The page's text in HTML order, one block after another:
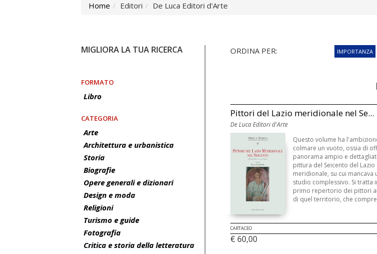
Home Editori De Luca Editori d'Arte
MIGLIORA LA TUA RICERCA
FORMATO
Libro
CATEGORIA
Arte
Architettura e urbanistica
Storia
Biografie
Opere generali e dizionari
Design e moda
Religioni
Turismo e guide
Fotografia
Critica e storia della letteratura
ORDINA PER: IMPORTANZA
Pittori del Lazio meridionale nel Se...
De Luca Editori d'Arte
Questo volume ha
colmare un vuoto, ossia di
panorama ampio e
pittura del Seicento del Lazio
meridionale, su cui mancava
studio complessivo. Si tratta
primo repertorio dei pittori
di quel territorio, che
CARTACEO
€ 60,00